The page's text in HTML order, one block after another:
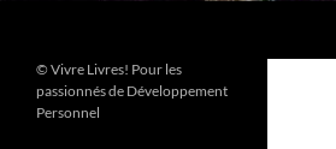
© Vivre Livres! Pour les
passionnés de Développement
Personnel